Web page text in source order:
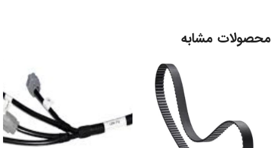
محصولات مشابه